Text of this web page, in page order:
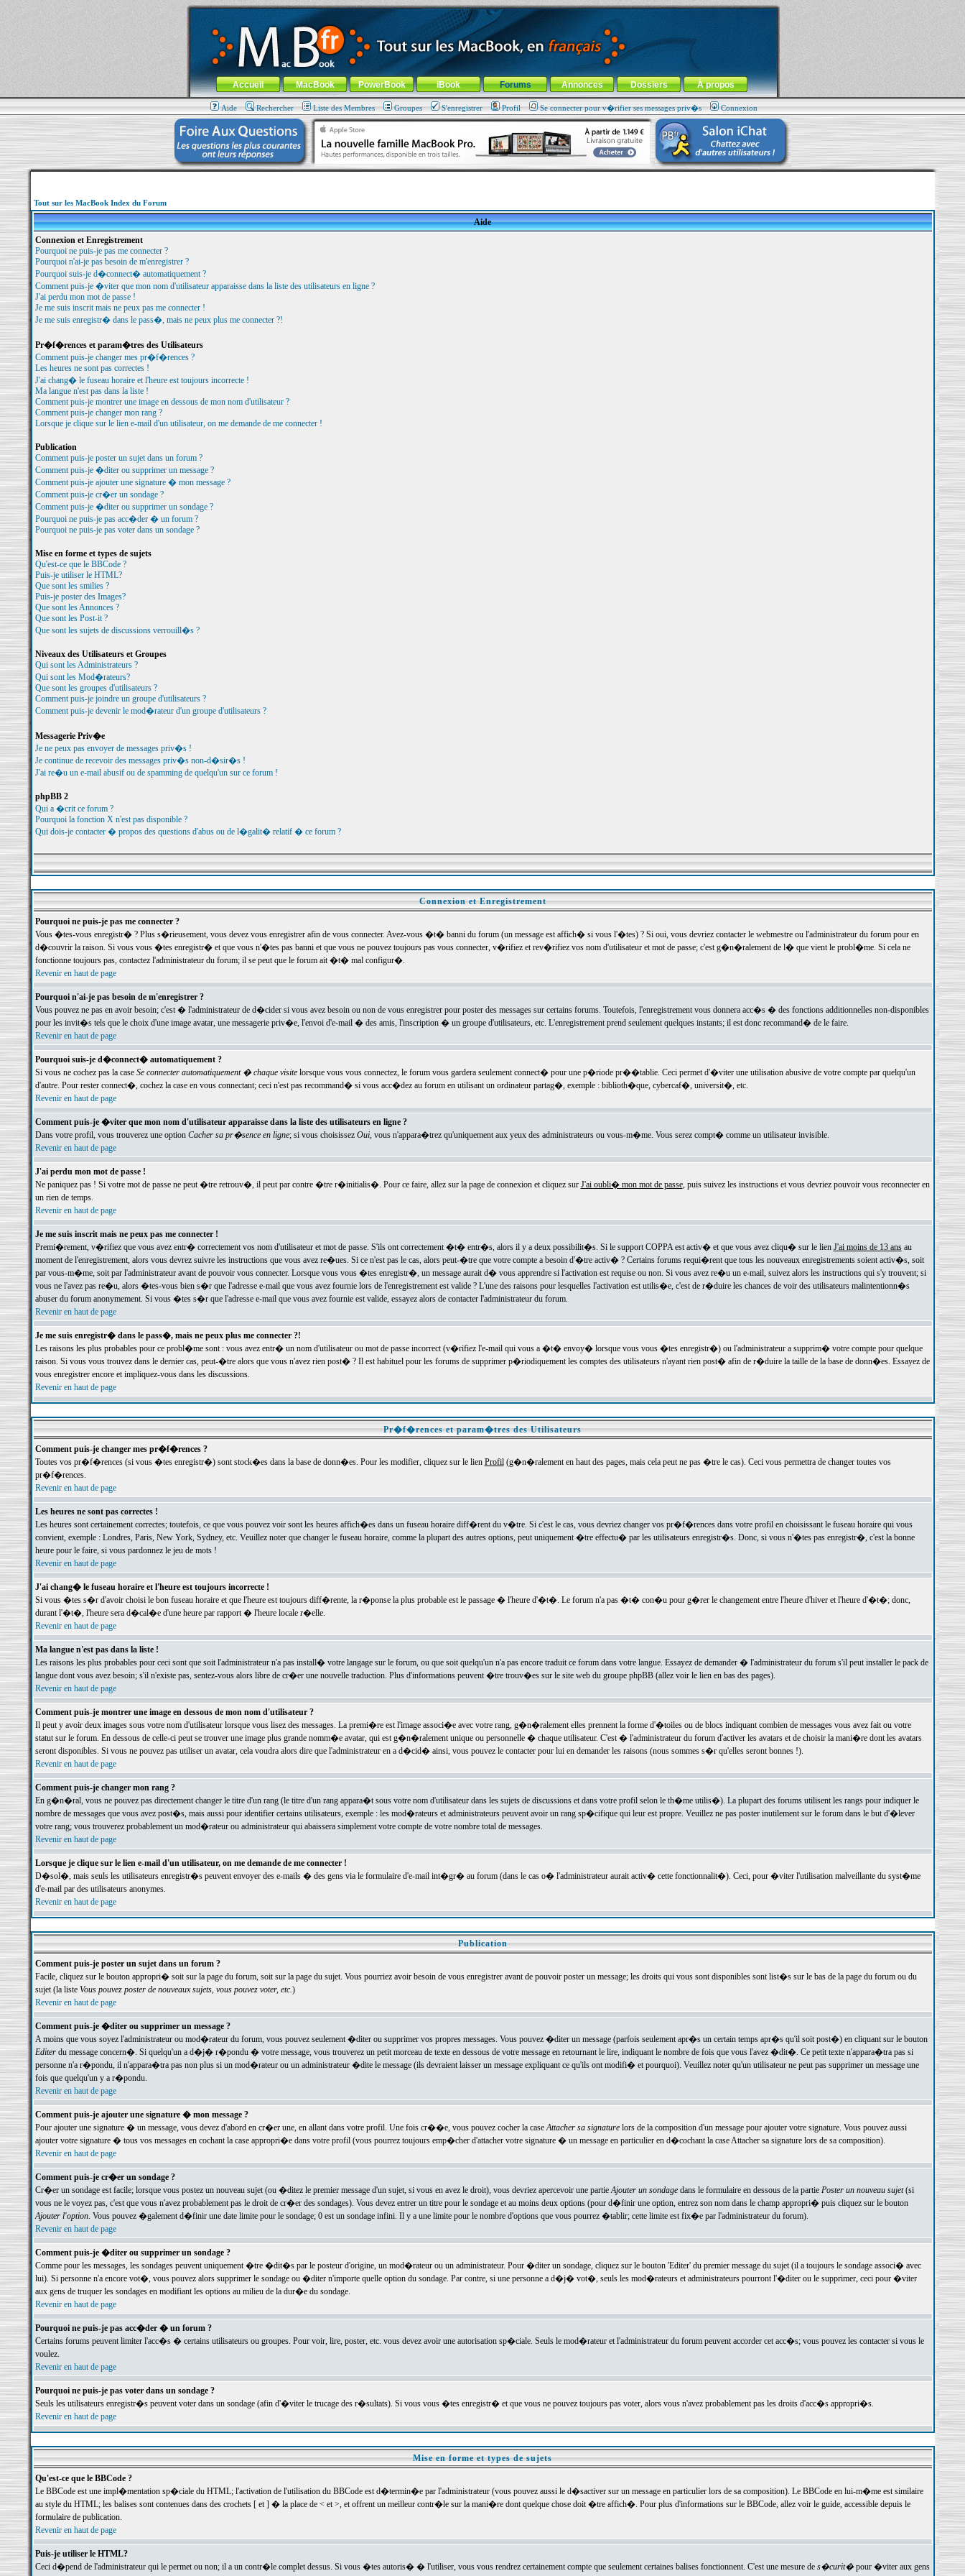
MacBook-fr.com : 100% Apple... 100% nomade !
Aller au contenu-Aller au menu général-Aller au menu de la rubrique
Menu général
Accueil MacBook PowerBook iBook Forums Annonces Dossiers À propos
Aide Rechercher Liste des Membres Groupes S'enregistrer Profil Se connecter pour v�rifier ses messages priv�s Connexion
Tout sur les MacBook Index du Forum
Aide
Connexion et Enregistrement
Pourquoi ne puis-je pas me connecter ?
Pourquoi n'ai-je pas besoin de m'enregistrer ?
Pourquoi suis-je d�connect� automatiquement ?
Comment puis-je �viter que mon nom d'utilisateur apparaisse dans la liste des utilisateurs en ligne ?
J'ai perdu mon mot de passe !
Je me suis inscrit mais ne peux pas me connecter !
Je me suis enregistr� dans le pass�, mais ne peux plus me connecter ?!
Pr�f�rences et param�tres des Utilisateurs
Comment puis-je changer mes pr�f�rences ?
Les heures ne sont pas correctes !
J'ai chang� le fuseau horaire et l'heure est toujours incorrecte !
Ma langue n'est pas dans la liste !
Comment puis-je montrer une image en dessous de mon nom d'utilisateur ?
Comment puis-je changer mon rang ?
Lorsque je clique sur le lien e-mail d'un utilisateur, on me demande de me connecter !
Publication
Comment puis-je poster un sujet dans un forum ?
Comment puis-je �diter ou supprimer un message ?
Comment puis-je ajouter une signature � mon message ?
Comment puis-je cr�er un sondage ?
Comment puis-je �diter ou supprimer un sondage ?
Pourquoi ne puis-je pas acc�der � un forum ?
Pourquoi ne puis-je pas voter dans un sondage ?
Mise en forme et types de sujets
Qu'est-ce que le BBCode ?
Puis-je utiliser le HTML?
Que sont les smilies ?
Puis-je poster des Images?
Que sont les Annonces ?
Que sont les Post-it ?
Que sont les sujets de discussions verrouill�s ?
Niveaux des Utilisateurs et Groupes
Qui sont les Administrateurs ?
Qui sont les Mod�rateurs?
Que sont les groupes d'utilisateurs ?
Comment puis-je joindre un groupe d'utilisateurs ?
Comment puis-je devenir le mod�rateur d'un groupe d'utilisateurs ?
Messagerie Priv�e
Je ne peux pas envoyer de messages priv�s !
Je continue de recevoir des messages priv�s non-d�sir�s !
J'ai re�u un e-mail abusif ou de spamming de quelqu'un sur ce forum !
phpBB 2
Qui a �crit ce forum ?
Pourquoi la fonction X n'est pas disponible ?
Qui dois-je contacter � propos des questions d'abus ou de l�galit� relatif � ce forum ?
Connexion et Enregistrement
Pourquoi ne puis-je pas me connecter ?
Vous �tes-vous enregistr� ? Plus s�rieusement, vous devez vous enregistrer afin de vous connecter. Avez-vous �t� banni du forum (un message est affich� si vous l'�tes) ? Si oui, vous devriez contacter le webmestre ou l'administrateur du forum pour en
d�couvrir la raison. Si vous vous �tes enregistr� et que vous n'�tes pas banni et que vous ne pouvez toujours pas vous connecter, v�rifiez et rev�rifiez vos nom d'utilisateur et mot de passe; c'est g�n�ralement de l� que vient le probl�me. Si cela ne
fonctionne toujours pas, contactez l'administrateur du forum; il se peut que le forum ait �t� mal configur�.
Revenir en haut de page
Pourquoi n'ai-je pas besoin de m'enregistrer ?
Vous pouvez ne pas en avoir besoin; c'est � l'administrateur de d�cider si vous avez besoin ou non de vous enregistrer pour poster des messages sur certains forums. Toutefois, l'enregistrement vous donnera acc�s � des fonctions additionnelles non-disponibles
pour les invit�s tels que le choix d'une image avatar, une messagerie priv�e, l'envoi d'e-mail � des amis, l'inscription � un groupe d'utilisateurs, etc. L'enregistrement prend seulement quelques instants; il est donc recommand� de le faire.
Revenir en haut de page
Pourquoi suis-je d�connect� automatiquement ?
Si vous ne cochez pas la case Se connecter automatiquement � chaque visitelorsque vous vous connectez, le forum vous gardera seulement connect� pour une p�riode pr��tablie. Ceci permet d'�viter une utilisation abusive de votre compte par quelqu'un
d'autre. Pour rester connect�, cochez la case en vous connectant; ceci n'est pas recommand� si vous acc�dez au forum en utilisant un ordinateur partag�, exemple : biblioth�que, cybercaf�, universit�, etc.
Revenir en haut de page
Comment puis-je �viter que mon nom d'utilisateur apparaisse dans la liste des utilisateurs en ligne ?
Dans votre profil, vous trouverez une option Cacher sa pr�sence en ligne; si vous choisissez Oui, vous n'appara�trez qu'uniquement aux yeux des administrateurs ou vous-m�me. Vous serez compt� comme un utilisateur invisible.
Revenir en haut de page
J'ai perdu mon mot de passe !
Ne paniquez pas ! Si votre mot de passe ne peut �tre retrouv�, il peut par contre �tre r�initialis�. Pour ce faire, allez sur la page de connexion et cliquez sur J'ai oubli� mon mot de passe, puis suivez les instructions et vous devriez pouvoir vous reconnecter en
un rien de temps.
Revenir en haut de page
Je me suis inscrit mais ne peux pas me connecter !
Premi�rement, v�rifiez que vous avez entr� correctement vos nom d'utilisateur et mot de passe. S'ils ont correctement �t� entr�s, alors il y a deux possibilit�s. Si le support COPPA est activ� et que vous avez cliqu� sur le lien J'ai moins de 13 ansau
moment de l'enregistrement, alors vous devrez suivre les instructions que vous avez re�ues. Si ce n'est pas le cas, alors peut-�tre que votre compte a besoin d'�tre activ� ? Certains forums requi�rent que tous les nouveaux enregistrements soient activ�s, soit
par vous-m�me, soit par l'administrateur avant de pouvoir vous connecter. Lorsque vous vous �tes enregistr�, un message aurait d� vous apprendre si l'activation est requise ou non. Si vous avez re�u un e-mail, suivez alors les instructions qui s'y trouvent; si
vous ne l'avez pas re�u, alors �tes-vous bien s�r que l'adresse e-mail que vous avez fournie lors de l'enregistrement est valide ? L'une des raisons pour lesquelles l'activation est utilis�e, c'est de r�duire les chances de voir des utilisateurs malintentionn�s
abuser du forum anonymement. Si vous �tes s�r que l'adresse e-mail que vous avez fournie est valide, essayez alors de contacter l'administrateur du forum.
Revenir en haut de page
Je me suis enregistr� dans le pass�, mais ne peux plus me connecter ?!
Les raisons les plus probables pour ce probl�me sont : vous avez entr� un nom d'utilisateur ou mot de passe incorrect (v�rifiez l'e-mail qui vous a �t� envoy� lorsque vous vous �tes enregistr�) ou l'administrateur a supprim� votre compte pour quelque
raison. Si vous vous trouvez dans le dernier cas, peut-�tre alors que vous n'avez rien post� ? Il est habituel pour les forums de supprimer p�riodiquement les comptes des utilisateurs n'ayant rien post� afin de r�duire la taille de la base de donn�es. Essayez de
vous enregistrer encore et impliquez-vous dans les discussions.
Revenir en haut de page
Pr�f�rences et param�tres des Utilisateurs
Comment puis-je changer mes pr�f�rences ?
Toutes vos pr�f�rences (si vous �tes enregistr�) sont stock�es dans la base de donn�es. Pour les modifier, cliquez sur le lien Profil(g�n�ralement en haut des pages, mais cela peut ne pas �tre le cas). Ceci vous permettra de changer toutes vos
pr�f�rences.
Revenir en haut de page
Les heures ne sont pas correctes !
Les heures sont certainement correctes; toutefois, ce que vous pouvez voir sont les heures affich�es dans un fuseau horaire diff�rent du v�tre. Si c'est le cas, vous devriez changer vos pr�f�rences dans votre profil en choisissant le fuseau horaire qui vous
convient, exemple : Londres, Paris, New York, Sydney, etc. Veuillez noter que changer le fuseau horaire, comme la plupart des autres options, peut uniquement �tre effectu� par les utilisateurs enregistr�s. Donc, si vous n'�tes pas enregistr�, c'est la bonne
heure pour le faire, si vous pardonnez le jeu de mots !
Revenir en haut de page
J'ai chang� le fuseau horaire et l'heure est toujours incorrecte !
Si vous �tes s�r d'avoir choisi le bon fuseau horaire et que l'heure est toujours diff�rente, la r�ponse la plus probable est le passage � l'heure d'�t�. Le forum n'a pas �t� con�u pour g�rer le changement entre l'heure d'hiver et l'heure d'�t�; donc,
durant l'�t�, l'heure sera d�cal�e d'une heure par rapport � l'heure locale r�elle.
Revenir en haut de page
Ma langue n'est pas dans la liste !
Les raisons les plus probables pour ceci sont que soit l'administrateur n'a pas install� votre langage sur le forum, ou que soit quelqu'un n'a pas encore traduit ce forum dans votre langue. Essayez de demander � l'administrateur du forum s'il peut installer le pack de
langue dont vous avez besoin; s'il n'existe pas, sentez-vous alors libre de cr�er une nouvelle traduction. Plus d'informations peuvent �tre trouv�es sur le site web du groupe phpBB (allez voir le lien en bas des pages).
Revenir en haut de page
Comment puis-je montrer une image en dessous de mon nom d'utilisateur ?
Il peut y avoir deux images sous votre nom d'utilisateur lorsque vous lisez des messages. La premi�re est l'image associ�e avec votre rang, g�n�ralement elles prennent la forme d'�toiles ou de blocs indiquant combien de messages vous avez fait ou votre
statut sur le forum. En dessous de celle-ci peut se trouver une image plus grande nomm�e avatar, qui est g�n�ralement unique ou personnelle � chaque utilisateur. C'est � l'administrateur du forum d'activer les avatars et de choisir la mani�re dont les avatars
seront disponibles. Si vous ne pouvez pas utiliser un avatar, cela voudra alors dire que l'administrateur en a d�cid� ainsi, vous pouvez le contacter pour lui en demander les raisons (nous sommes s�r qu'elles seront bonnes !).
Revenir en haut de page
Comment puis-je changer mon rang ?
En g�n�ral, vous ne pouvez pas directement changer le titre d'un rang (le titre d'un rang appara�t sous votre nom d'utilisateur dans les sujets de discussions et dans votre profil selon le th�me utilis�). La plupart des forums utilisent les rangs pour indiquer le
nombre de messages que vous avez post�s, mais aussi pour identifier certains utilisateurs, exemple : les mod�rateurs et administrateurs peuvent avoir un rang sp�cifique qui leur est propre. Veuillez ne pas poster inutilement sur le forum dans le but d'�lever
votre rang; vous trouverez probablement un mod�rateur ou administrateur qui abaissera simplement votre compte de votre nombre total de messages.
Revenir en haut de page
Lorsque je clique sur le lien e-mail d'un utilisateur, on me demande de me connecter !
D�sol�, mais seuls les utilisateurs enregistr�s peuvent envoyer des e-mails � des gens via le formulaire d'e-mail int�gr� au forum (dans le cas o� l'administrateur aurait activ� cette fonctionnalit�). Ceci, pour �viter l'utilisation malveillante du syst�me
d'e-mail par des utilisateurs anonymes.
Revenir en haut de page
Publication
Comment puis-je poster un sujet dans un forum ?
Facile, cliquez sur le bouton appropri� soit sur la page du forum, soit sur la page du sujet. Vous pourriez avoir besoin de vous enregistrer avant de pouvoir poster un message; les droits qui vous sont disponibles sont list�s sur le bas de la page du forum ou du
sujet (la liste Vous pouvez poster de nouveaux sujets, vous pouvez voter, etc.)
Revenir en haut de page
Comment puis-je �diter ou supprimer un message ?
A moins que vous soyez l'administrateur ou mod�rateur du forum, vous pouvez seulement �diter ou supprimer vos propres messages. Vous pouvez �diter un message (parfois seulement apr�s un certain temps apr�s qu'il soit post�) en cliquant sur le bouton
Editerdu message concern�. Si quelqu'un a d�j� r�pondu � votre message, vous trouverez un petit morceau de texte en dessous de votre message en retournant le lire, indiquant le nombre de fois que vous l'avez �dit�. Ce petit texte n'appara�tra pas si
personne n'a r�pondu, il n'appara�tra pas non plus si un mod�rateur ou un administrateur �dite le message (ils devraient laisser un message expliquant ce qu'ils ont modifi� et pourquoi). Veuillez noter qu'un utilisateur ne peut pas supprimer un message une
fois que quelqu'un y a r�pondu.
Revenir en haut de page
Comment puis-je ajouter une signature � mon message ?
Pour ajouter une signature � un message, vous devez d'abord en cr�er une, en allant dans votre profil. Une fois cr��e, vous pouvez cocher la caseAttacher sa signaturelors de la composition d'un message pour ajouter votre signature. Vous pouvez aussi
ajouter votre signature � tous vos messages en cochant la case appropri�e dans votre profil (vous pourrez toujours emp�cher d'attacher votre signature � un message en particulier en d�cochant la case Attacher sa signature lors de sa composition).
Revenir en haut de page
Comment puis-je cr�er un sondage ?
Cr�er un sondage est facile; lorsque vous postez un nouveau sujet (ou �ditez le premier message d'un sujet, si vous en avez le droit), vous devriez apercevoir une partieAjouter un sondagedans le formulaire en dessous de la partie Poster un nouveau sujet(si
vous ne le voyez pas, c'est que vous n'avez probablement pas le droit de cr�er des sondages). Vous devez entrer un titre pour le sondage et au moins deux options (pour d�finir une option, entrez son nom dans le champ appropri� puis cliquez sur le bouton
Ajouter l'option. Vous pouvez �galement d�finir une date limite pour le sondage; 0 est un sondage infini. Il y a une limite pour le nombre d'options que vous pourrez �tablir; cette limite est fix�e par l'administrateur du forum).
Revenir en haut de page
Comment puis-je �diter ou supprimer un sondage ?
Comme pour les messages, les sondages peuvent uniquement �tre �dit�s par le posteur d'origine, un mod�rateur ou un administrateur. Pour �diter un sondage, cliquez sur le bouton 'Editer' du premier message du sujet (il a toujours le sondage associ� avec
lui). Si personne n'a encore vot�, vous pouvez alors supprimer le sondage ou �diter n'importe quelle option du sondage. Par contre, si une personne a d�j� vot�, seuls les mod�rateurs et administrateurs pourront l'�diter ou le supprimer, ceci pour �viter
aux gens de truquer les sondages en modifiant les options au milieu de la dur�e du sondage.
Revenir en haut de page
Pourquoi ne puis-je pas acc�der � un forum ?
Certains forums peuvent limiter l'acc�s � certains utilisateurs ou groupes. Pour voir, lire, poster, etc. vous devez avoir une autorisation sp�ciale. Seuls le mod�rateur et l'administrateur du forum peuvent accorder cet acc�s; vous pouvez les contacter si vous le
voulez.
Revenir en haut de page
Pourquoi ne puis-je pas voter dans un sondage ?
Seuls les utilisateurs enregistr�s peuvent voter dans un sondage (afin d'�viter le trucage des r�sultats). Si vous vous �tes enregistr� et que vous ne pouvez toujours pas voter, alors vous n'avez probablement pas les droits d'acc�s appropri�s.
Revenir en haut de page
Mise en forme et types de sujets
Qu'est-ce que le BBCode ?
Le BBCode est une impl�mentation sp�ciale du HTML; l'activation de l'utilisation du BBCode est d�termin�e par l'administrateur (vous pouvez aussi le d�sactiver sur un message en particulier lors de sa composition). Le BBCode en lui-m�me est similaire
au style du HTML; les balises sont contenues dans des crochets [ et ] � la place de < et >, et offrent un meilleur contr�le sur la mani�re dont quelque chose doit �tre affich�. Pour plus d'informations sur le BBCode, allez voir le guide, accessible depuis le
formulaire de publication.
Revenir en haut de page
Puis-je utiliser le HTML?
Ceci d�pend de l'administrateur qui le permet ou non; il a un contr�le complet dessus. Si vous �tes autoris� � l'utiliser, vous vous rendrez certainement compte que seulement certaines balises fonctionnent. C'est une mesure de s�curit�pour �viter aux gens